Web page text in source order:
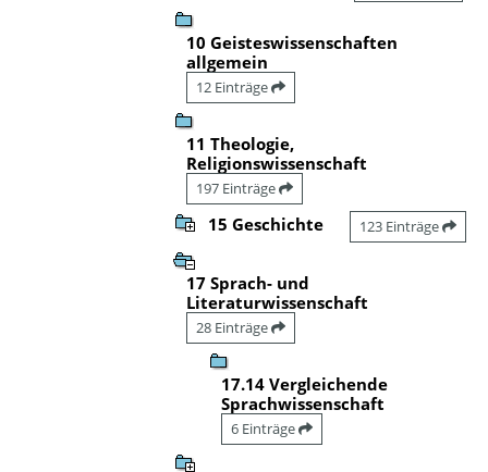
10 Geisteswissenschaften
allgemein
12 Einträge
11 Theologie,
Religionswissenschaft
197 Einträge
15 Geschichte 123 Einträge
17 Sprach- und
Literaturwissenschaft
28 Einträge
17.14 Vergleichende
Sprachwissenschaft
6 Einträge